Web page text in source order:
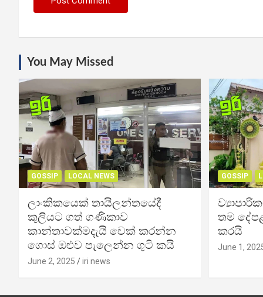
You May Missed
GOSSIP LOCAL NEWS
ලාංකිකයෙක් තායිලන්තයේදී
කුලියට ගත් ගණිකාව
කාන්තාවක්මදැයි චෙක් කරන්න
ගොස් ඔළුව පැලෙන්න ගුටි කයි
June 2, 2025 iri news
GOSSIP
තම
කරයි
June 1,